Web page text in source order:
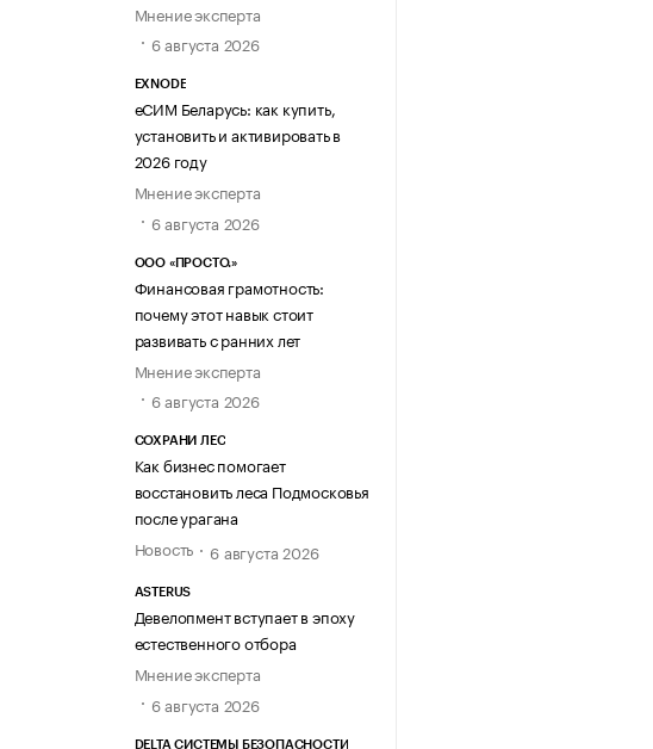
Мнение эксперта
6 августа 2026
EXNODE
еСИМ Беларусь: как купить,
установить и активировать в
2026 году
Мнение эксперта
6 августа 2026
ООО «ПРОСТО.»
Финансовая грамотность:
почему этот навык стоит
развивать с ранних лет
Мнение эксперта
6 августа 2026
СОХРАНИ ЛЕС
Как бизнес помогает
восстановить леса Подмосковья
после урагана
Новость
6 августа 2026
ASTERUS
Девелопмент вступает в эпоху
естественного отбора
Мнение эксперта
6 августа 2026
DELTA СИСТЕМЫ БЕЗОПАСНОСТИ